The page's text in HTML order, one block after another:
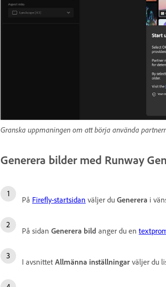
Granska uppmaningen om att börja använda
Generera bilder med Runway
På Firefly-startsidan väljer du Generera i
På sidan Generera bild anger du en
I avsnittet Allmänna inställningar väljer du